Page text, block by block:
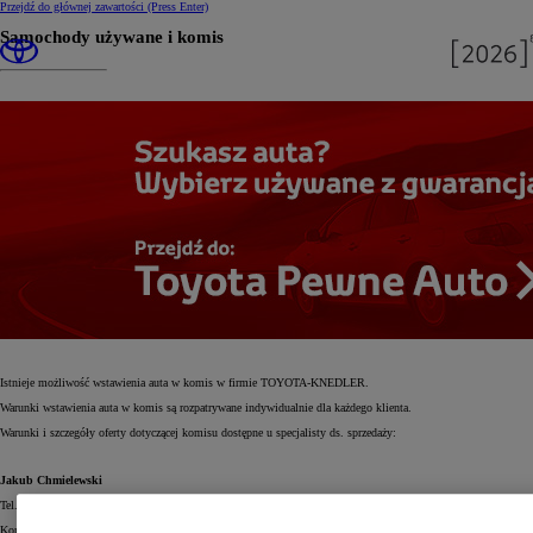
Przejdź do głównej zawartości (Press Enter)
Samochody używane i komis
Istnieje możliwość wstawienia auta w komis w firmie TOYOTA-KNEDLER.
Warunki wstawienia auta w komis są rozpatrywane indywidualnie dla każdego klienta.
Warunki i szczegóły oferty dotyczącej komisu dostępne u specjalisty ds. sprzedaży:
Jakub Chmielewski
Tel. stacjonarny:
Komórka: